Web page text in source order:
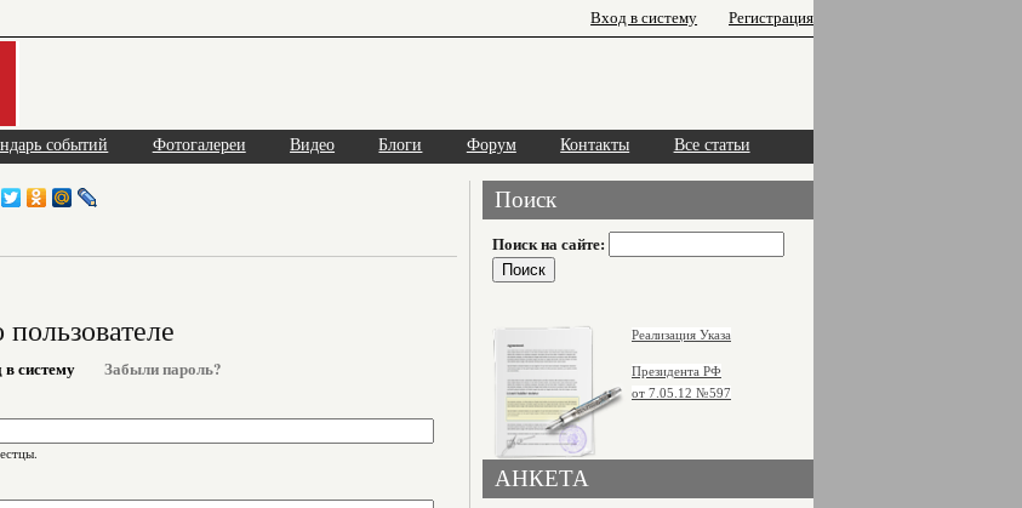
Вход в систему Регистрация
событий Фотогалереи Видео Блоги Форум Контакты Все статьи
систему
Забыли пароль?
Поиск
Поиск на сайте:
Реализация Указа
Президента РФ
от 7.05.12 №597
АНКЕТА